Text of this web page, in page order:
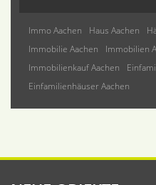
Immo Aachen Haus Aachen
Immobilie Aachen
Immobilien
Immobilienkauf Aachen
Einfamilienhäuser Aachen